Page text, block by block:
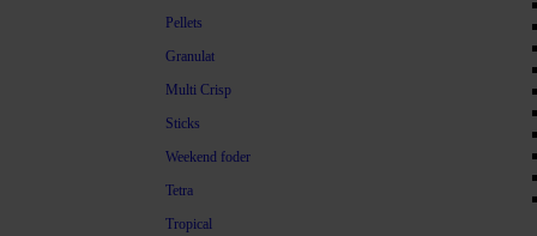
Pellets
Granulat
Multi Crisp
Sticks
Weekend foder
Tetra
Tropical